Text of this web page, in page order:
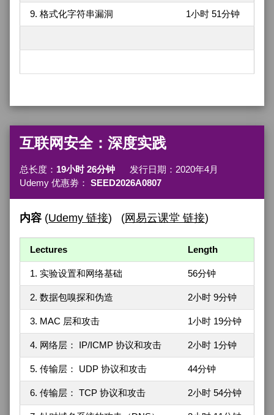
9. 格式化字符串漏洞 1小时 51分钟
互联网安全：深度实践
总长度： 19小时 26分钟 发行日期：2020年4月
Udemy 优惠劵： SEED2026A0807
内容 (Udemy 链接) (网易云课堂 链接)
Lectures Length
1. 实验设置和网络基础 56分钟
2. 数据包嗅探和伪造 2小时 9分钟
3. MAC 层和攻击 1小时 19分钟
4. 网络层： IP/ICMP 协议和攻击 2小时 1分钟
5. 传输层： UDP 协议和攻击 44分钟
6. 传输层： TCP 协议和攻击 2小时 54分钟